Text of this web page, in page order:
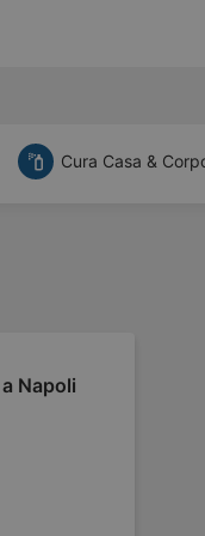
Cura Casa &
Napoli